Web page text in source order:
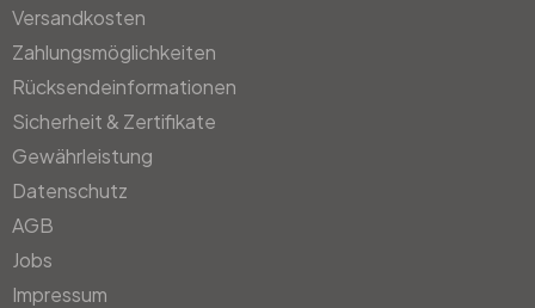
Versandkosten
Zahlungsmöglichkeiten
Rücksendeinformationen
Sicherheit & Zertifikate
Gewährleistung
Datenschutz
AGB
Jobs
Impressum